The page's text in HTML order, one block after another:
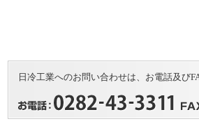
日冷工業へのお問い合わせは、お電話及び